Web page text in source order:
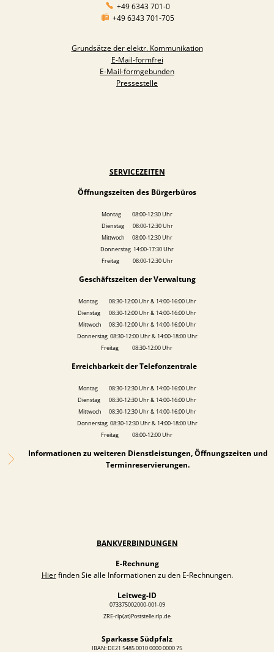
+49 6343 701-0
+49 6343 701-705
Grundsätze der elektr. Kommunikation
E-Mail-formfrei
E-Mail-formgebunden
Pressestelle
SERVICEZEITEN
Öffnungszeiten des Bürgerbüros
Montag 08:00-12:30 Uhr
Dienstag 08:00-12:30 Uhr
Mittwoch 08:00-12:30 Uhr
Donnerstag 14:00-17:30 Uhr
Freitag 08:00-12:30 Uhr
Geschäftszeiten der Verwaltung
Montag 08:30-12:00 Uhr & 14:00-16:00 Uhr
Dienstag 08:30-12:00 Uhr & 14:00-16:00 Uhr
Mittwoch 08:30-12:00 Uhr & 14:00-16:00 Uhr
Donnerstag 08:30-12:00 Uhr & 14:00-18:00 Uhr
Freitag 08:30-12:00 Uhr
Erreichbarkeit der Telefonzentrale
Montag 08:30-12:30 Uhr & 14:00-16:00 Uhr
Dienstag 08:30-12:30 Uhr & 14:00-16:00 Uhr
Mittwoch 08:30-12:30 Uhr & 14:00-16:00 Uhr
Donnerstag 08:30-12:30 Uhr & 14:00-18:00 Uhr
Freitag 08:00-12:00 Uhr
Informationen zu weiteren Dienstleistungen, Öffnungszeiten und
Terminreservierungen.
BANKVERBINDUNGEN
E-Rechnung
Hierfinden Sie alle Informationen zu den E-Rechnungen.
Leitweg-ID
073375002000-001-09
ZRE-rlp(at)Poststelle.rlp.de
Sparkasse Südpfalz
IBAN: DE21 5485 0010 0000 0000 75